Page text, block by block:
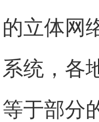
的立体网
系统，各
等于部分